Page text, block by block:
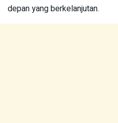
depan yang berkelanjutan.